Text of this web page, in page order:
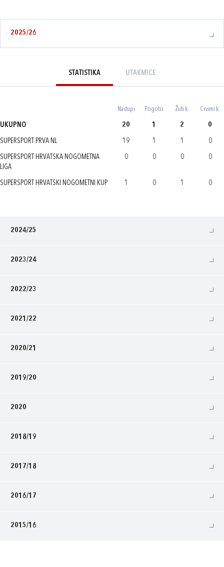
2025/26
STATISTIKA UTAKMICE
Nastupi Pogotci Žuti k. Crveni k.
UKUPNO 20 1 2 0
SUPERSPORT PRVA NL 19 1 1 0
SUPERSPORT HRVATSKA NOGOMETNA
LIGA
0 0 0 0
SUPERSPORT HRVATSKI NOGOMETNI KUP 1 0 1 0
2024/25
2023/24
2022/23
2021/22
2020/21
2019/20
2020
2018/19
2017/18
2016/17
2015/16